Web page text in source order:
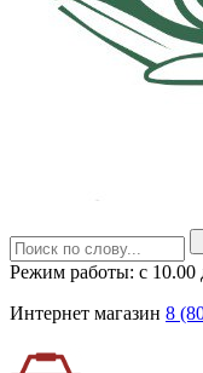
Режим работы: с
Интернет магазин 8